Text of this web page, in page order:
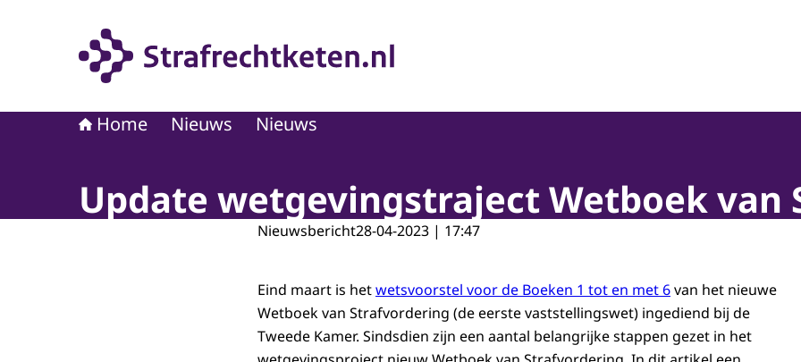
Home Nieuws Nieuws
Update wetgevingstraject Wetboek van
Nieuwsbericht28-04-2023 | 17:47
Eind maart is hetwetsvoorstel voor de Boeken 1 tot en met 6van het nieuwe
Wetboek van Strafvordering (de eerste vaststellingswet) ingediend bij de
Tweede Kamer. Sindsdien zijn een aantal belangrijke stappen gezet in het